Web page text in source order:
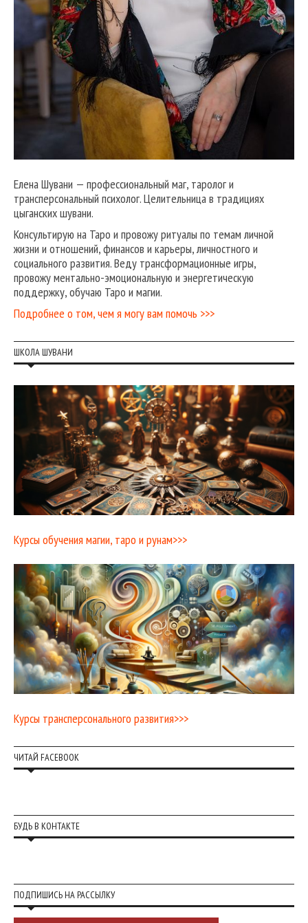
Елена Шувани — профессиональный маг, таролог и
трансперсональный психолог. Целительница в традициях
цыганских шувани.
Консультирую на Таро и провожу ритуалы по темам личной
жизни и отношений, финансов и карьеры, личностного и
социального развития. Веду трансформационные игры,
провожу ментально-эмоциональную и энергетическую
поддержку, обучаю Таро и магии.
Подробнее о том, чем я могу вам помочь >>>
ШКОЛА ШУВАНИ
Курсы обучения магии, таро и рунам>>>
Курсы трансперсонального развития>>>
ЧИТАЙ FACEBOOK
БУДЬ В КОНТАКТЕ
ПОДПИШИСЬ НА РАССЫЛКУ